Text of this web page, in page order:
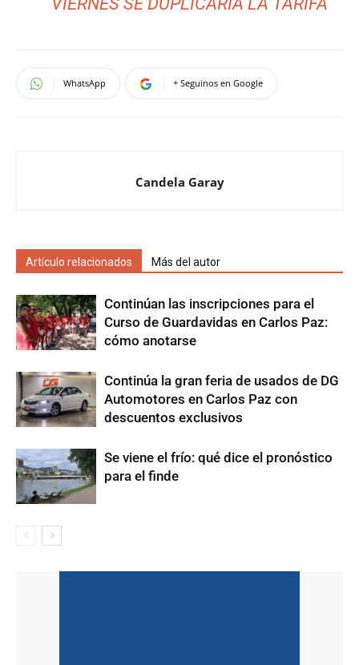
WhatsApp + Seguinos en Google
Candela Garay
Artículo relacionados Más del autor
Continúan las inscripciones para el
Curso de Guardavidas en Carlos Paz:
cómo anotarse
Continúa la gran feria de usados de DG
Automotores en Carlos Paz con
descuentos exclusivos
Se viene el frío: qué dice el pronóstico
para el finde